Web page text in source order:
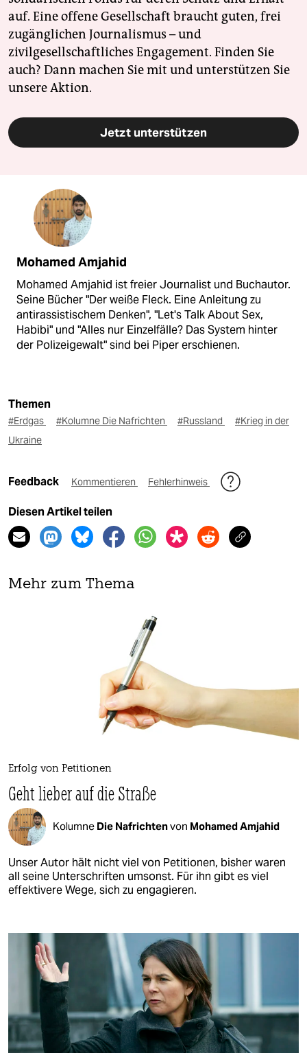
auf. Eine offene Gesellschaft braucht guten, frei
zugänglichen Journalismus – und
zivilgesellschaftliches Engagement. Finden Sie
auch? Dann machen Sie mit und unterstützen Sie
unsere Aktion.
Jetzt unterstützen
Mohamed Amjahid
Mohamed Amjahid ist freier Journalist und Buchautor.
Seine Bücher "Der weiße Fleck. Eine Anleitung zu
antirassistischem Denken", "Let's Talk About Sex,
Habibi" und "Alles nur Einzelfälle? Das System hinter
der Polizeigewalt" sind bei Piper erschienen.
Themen
#Erdgas #Kolumne Die Nafrichten #Russland
#Krieg in der
Ukraine
Feedback Kommentieren Fehlerhinweis
Diesen Artikel teilen
Mehr zum Thema
Erfolg von Petitionen
Geht lieber auf die Straße
Kolumne Die Nafrichtenvon Mohamed Amjahid
Unser Autor hält nicht viel von Petitionen, bisher waren
all seine Unterschriften umsonst. Für ihn gibt es viel
effektivere Wege, sich zu engagieren.